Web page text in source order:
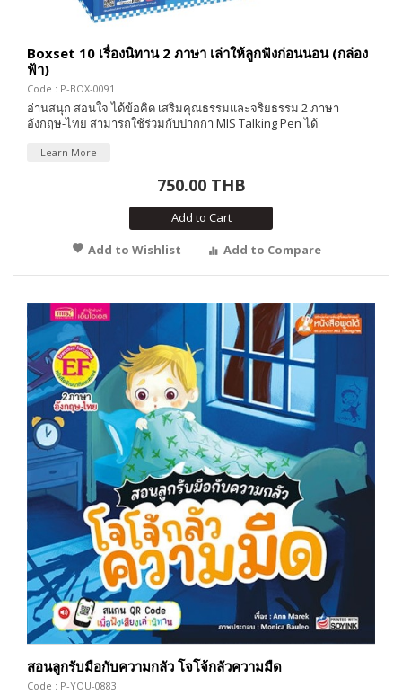
Boxset 10 เรื่องนิทาน 2 ภาษา เล่าให้ลูกฟังก่อนนอน (กล่อง
ฟ้า)
Code : P-BOX-0091
อ่านสนุก สอนใจ ได้ข้อคิด เสริมคุณธรรมและจริยธรรม 2 ภาษา
อังกฤษ-ไทย สามารถใช้ร่วมกับปากกา MIS Talking Pen ได้
Learn More
750.00 THB
Add to Cart
Add to Wishlist
Add to Compare
สอนลูกรับมือกับความกลัว โจโจ้กลัวความมืด
Code : P-YOU-0883